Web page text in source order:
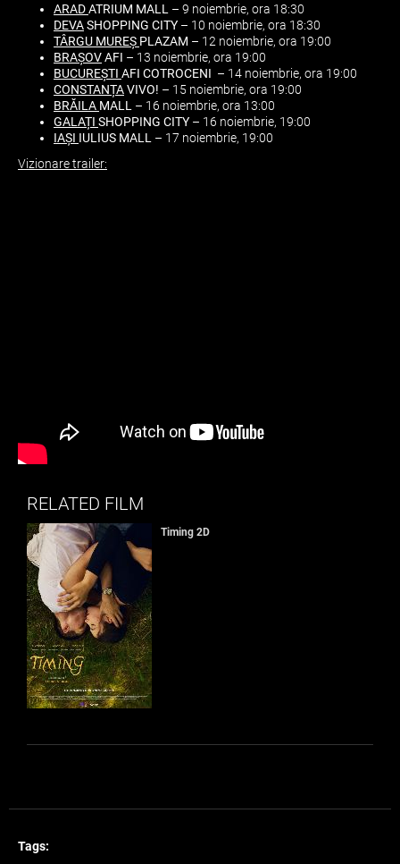
ARADATRIUM MALL – 9 noiembrie, ora 18:30
DEVASHOPPING CITY – 10 noiembrie, ora 18:30
TÂRGU MUREȘ PLAZAM – 12 noiembrie, ora 19:00
BRAȘOVAFI – 13 noiembrie, ora 19:00
BUCUREȘTI AFI COTROCENI – 14 noiembrie, ora 19:00
CONSTANȚAVIVO! – 15 noiembrie, ora 19:00
BRĂILA MALL – 16 noiembrie, ora 13:00
GALAȚI SHOPPING CITY – 16 noiembrie, 19:00
IAȘI IULIUS MALL – 17 noiembrie, 19:00
Vizionare trailer:
RELATED FILM
Timing 2D
Tags: